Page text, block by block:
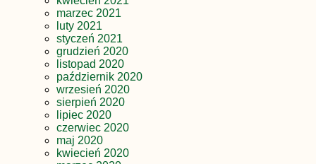
marzec 2021
luty 2021
styczeń 2021
grudzień 2020
listopad 2020
październik 2020
wrzesień 2020
sierpień 2020
lipiec 2020
czerwiec 2020
maj 2020
kwiecień 2020